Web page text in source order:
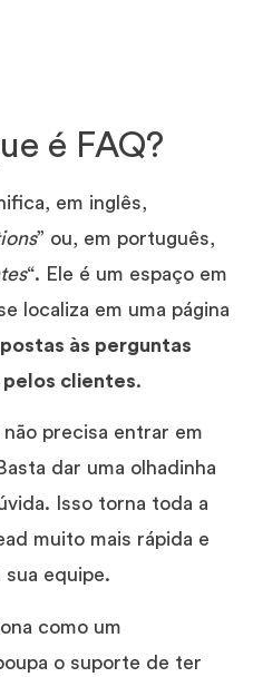
é FAQ?
em inglês,
” ou, em português,
“. Ele é um espaço em
localiza em uma página
às perguntas
clientes.
precisa entrar em
dar uma olhadinha
Isso torna toda a
muito mais rápida e
equipe.
como um
o suporte de ter